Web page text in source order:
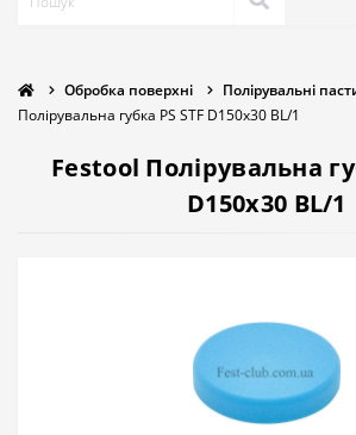
Обробка поверхні Полірувальні
Полірувальна губка PS STF D150x30 BL/1
Festool Полірувальна
D150x30 BL/1